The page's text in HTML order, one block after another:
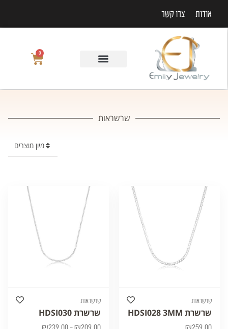
אודות צרו קשר
0
שרשראות
מיון מוצרים
שרשראות
שרשרת HDSI028 3MM
₪259.00
שרשראות
שרשרת HDSI030
₪209.00
–
₪239.00